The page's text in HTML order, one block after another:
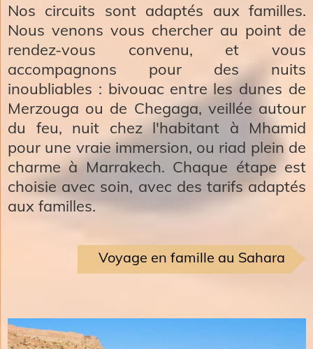
Nos circuits sont adaptés aux familles.
Nous venons vous chercher au point de
rendez-vous convenu, et vous
accompagnons pour des nuits
inoubliables : bivouac entre les dunes de
Merzouga ou de Chegaga, veillée autour
du feu, nuit chez l'habitant à Mhamid
pour une vraie immersion, ou riad plein de
charme à Marrakech. Chaque étape est
choisie avec soin, avec des tarifs adaptés
aux familles.
Voyage en famille au Sahara